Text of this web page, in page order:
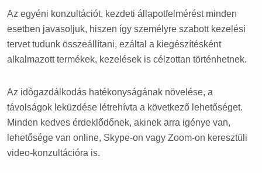
Az egyéni konzultációt, kezdeti állapotfelmérést minden
esetben javasoljuk, hiszen így személyre szabott kezelési
tervet tudunk összeállítani, ezáltal a kiegészítésként
alkalmazott termékek, kezelések is célzottan történhetnek.
Az időgazdálkodás hatékonyságának növelése, a
távolságok leküzdése létrehívta a következő lehetőséget.
Minden kedves érdeklődőnek, akinek arra igénye van,
lehetősége van online, Skype-on vagy Zoom-on keresztüli
video-konzultációra is.